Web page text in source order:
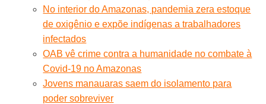
No interior do Amazonas, pandemia zera estoque
de oxigênio e expõe indígenas a trabalhadores
infectados
OAB vê crime contra a humanidade no combate à
Covid-19 no Amazonas
Jovens manauaras saem do isolamento para
poder sobreviver